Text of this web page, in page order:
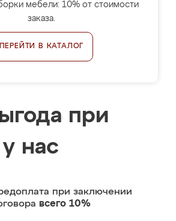
мебели: 10% от стоимости
заказа.
ПЕРЕЙТИ В КАТАЛОГ
при
нас
при заключении
всего 10%